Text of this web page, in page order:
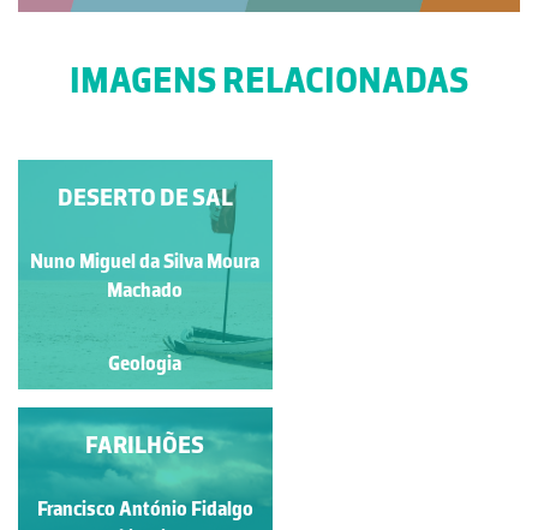
IMAGENS RELACIONADAS
FORMAÇÃO DE
PSEUDOCRATERAS
Fernando Lopes
Geologia
DESERTO DE SAL
Nuno Miguel da Silva Moura
Machado
Geologia
LAGUNA COLORADA
Aline Marcele Ghilardi
FARILHÕES
Francisco António Fidalgo